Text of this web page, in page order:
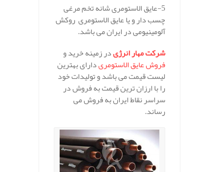
5-عایق الاستومری شانه تخم مرغی
چسب دار و یا عایق الاستومری روکش
آلومینیومی در ایران می باشد.
شرکت مهار انرژیدر زمینه خرید و
فروش عایق الاستومریدارای بهترین
لیست قیمت می باشد و تولیدات خود
را با ارزان ترین قیمت به فروش در
سراسر نقاط ایران به فروش می
رساند.